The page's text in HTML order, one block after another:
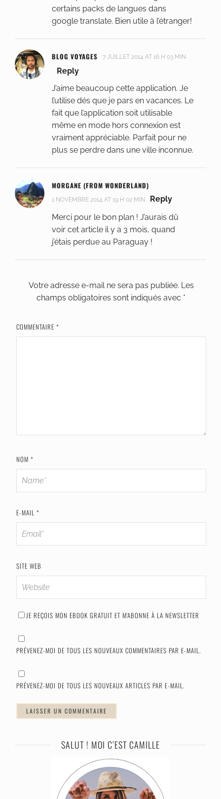
certains packs de langues dans
google translate. Bien utile à l’étranger!
BLOG VOYAGES 7 JUILLET 2014 AT 16 H 03 MIN
Reply
J’aime beaucoup cette application. Je
l’utilise dés que je pars en vacances. Le
fait que l’application soit utilisable
même en mode hors connexion est
vraiment appréciable. Parfait pour ne
plus se perdre dans une ville inconnue.
MORGANE (FROM WONDERLAND)
1 NOVEMBRE 2014 AT 19 H 02 MIN
Reply
Merci pour le bon plan ! J’aurais dû
voir cet article il y a 3 mois, quand
j’étais perdue au Paraguay !
Votre adresse e-mail ne sera pas publiée. Les
champs obligatoires sont indiqués avec *
COMMENTAIRE *
NOM *
E-MAIL *
SITE WEB
JE REÇOIS MON EBOOK GRATUIT ET M'ABONNE À LA NEWSLETTER
PRÉVENEZ-MOI DE TOUS LES NOUVEAUX COMMENTAIRES PAR E-MAIL.
PRÉVENEZ-MOI DE TOUS LES NOUVEAUX ARTICLES PAR E-MAIL.
SALUT ! MOI C’EST CAMILLE